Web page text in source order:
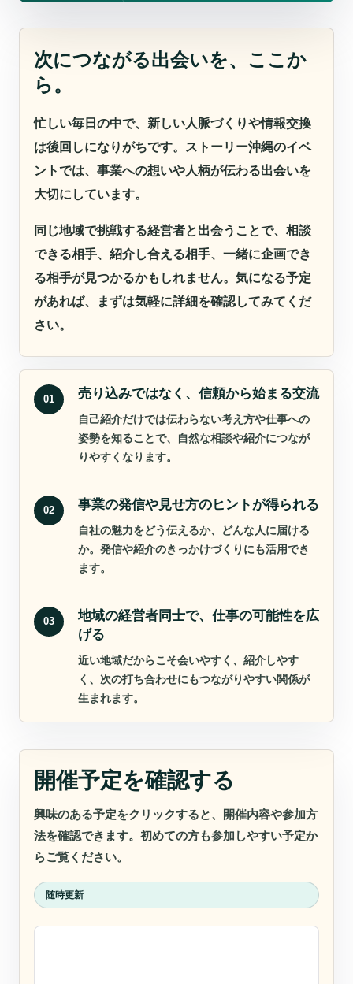
次につながる出会いを、ここか
ら。
忙しい毎日の中で、新しい人脈づくりや情報交換
は後回しになりがちです。ストーリー沖縄のイベ
ントでは、事業への想いや人柄が伝わる出会いを
大切にしています。
同じ地域で挑戦する経営者と出会うことで、相談
できる相手、紹介し合える相手、一緒に企画でき
る相手が見つかるかもしれません。気になる予定
があれば、まずは気軽に詳細を確認してみてくだ
さい。
01 売り込みではなく、信頼から始まる交流
自己紹介だけでは伝わらない考え方や仕事への
姿勢を知ることで、自然な相談や紹介につなが
りやすくなります。
02 事業の発信や見せ方のヒントが得られる
自社の魅力をどう伝えるか、どんな人に届ける
か。発信や紹介のきっかけづくりにも活用でき
ます。
03
地域の経営者同士で、仕事の可能性を広
げる
近い地域だからこそ会いやすく、紹介しやす
く、次の打ち合わせにもつながりやすい関係が
生まれます。
開催予定を確認する
興味のある予定をクリックすると、開催内容や参加方
法を確認できます。初めての方も参加しやすい予定か
らご覧ください。
随時更新